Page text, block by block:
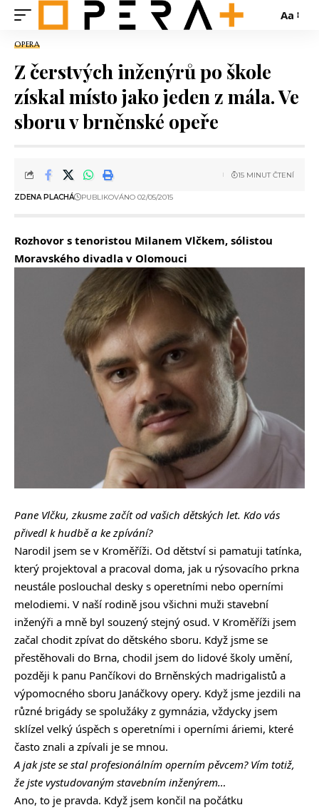
Aa
OPERA
Z čerstvých inženýrů po škole
získal místo jako jeden z mála. Ve
sboru v brněnské opeře
ZDENA PLACHÁ PUBLIKOVÁNO 02/05/2015
15 MINUT ČTENÍ
Rozhovor s tenoristou Milanem Vlčkem, sólistou
Moravského divadla v Olomouci
Pane Vlčku, zkusme začít od vašich dětských let. Kdo vás
přivedl k hudbě a ke zpívání?
Narodil jsem se v Kroměříži. Od dětství si pamatuji tatínka,
který projektoval a pracoval doma, jak u rýsovacího prkna
neustále poslouchal desky s operetními nebo operními
melodiemi. V naší rodině jsou všichni muži stavební
inženýři a mně byl souzený stejný osud. V Kroměříži jsem
začal chodit zpívat do dětského sboru. Když jsme se
přestěhovali do Brna, chodil jsem do lidové školy umění,
později k panu Pančíkovi do Brněnských madrigalistů a
výpomocného sboru Janáčkovy opery. Když jsme jezdili na
různé brigády se spolužáky z gymnázia, vždycky jsem
sklízel velký úspěch s operetními i operními áriemi, které
často znali a zpívali je se mnou.
A jak jste se stal profesionálním operním pěvcem? Vím totiž,
že jste vystudovaným stavebním inženýrem…
Ano, to je pravda. Když jsem končil na počátku